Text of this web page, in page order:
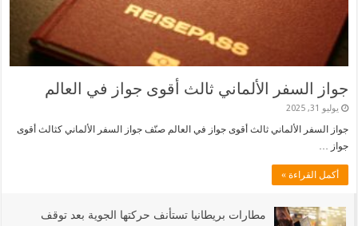
جواز السفر الألماني ثالث أقوى جواز في العالم
يوليو 31, 2025
جواز السفر الألماني ثالث أقوى جواز في العالم صنّف جواز السفر الألماني كثالث أقوى
جواز …
أكمل القراءة »
مطارات بريطانيا تستأنف حركتها الجوية بعد توقف